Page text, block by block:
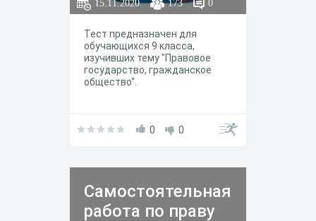
15.11.2020 173 0
Тест предназначен для
обучающихся 9 класса,
изучивших тему "Правовое
государство, гражданское
общество".
0 0
Самостоятельная
работа по праву